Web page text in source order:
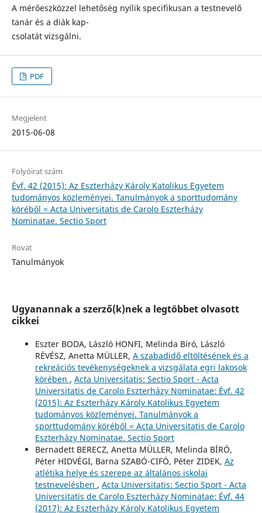
A mérőeszközzel lehetőség nyílik specifikusan a testnevelő
tanár és a diák kap-
csolatát vizsgálni.
PDF
Megjelent
2015-06-08
Folyóirat szám
Évf. 42 (2015): Az Eszterházy Károly Katolikus Egyetem
tudományos közleményei. Tanulmányok a sporttudomány
köréből = Acta Universitatis de Carolo Eszterházy
Nominatae. Sectio Sport
Rovat
Tanulmányok
Ugyanannak a szerző(k)nek a legtöbbet olvasott
cikkei
Eszter BODA, László HONFI, Melinda Bíró, László
RÉVÉSZ, Anetta MÜLLER, A szabadidő eltöltésének és a
rekreációs tevékenységeknek a vizsgálata egri lakosok
körében , Acta Universitatis: Sectio Sport - Acta
Universitatis de Carolo Eszterházy Nominatae: Évf. 42
(2015): Az Eszterházy Károly Katolikus Egyetem
tudományos közleményei. Tanulmányok a
sporttudomány köréből = Acta Universitatis de Carolo
Eszterházy Nominatae. Sectio Sport
Bernadett BERECZ, Anetta MÜLLER, Melinda BÍRÓ,
Péter HIDVÉGI, Barna SZABÓ-CIFÓ, Péter ZIDEK, Az
atlétika helye és szerepe az általános iskolai
testnevelésben , Acta Universitatis: Sectio Sport - Acta
Universitatis de Carolo Eszterházy Nominatae: Évf. 44
(2017): Az Eszterházy Károly Katolikus Egyetem